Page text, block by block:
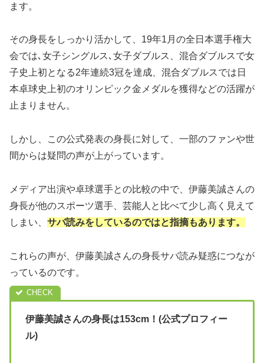
ます。
その身長をしっかり活かして、19年1月の全日本選手権大
会では､女子シングルス､女子ダブルス、混合ダブルスで女
子史上初となる2年連続3冠を達成、混合ダブルスでは日
本卓球史上初のオリンピック金メダルを獲得などの活躍が
止まりません。
しかし、この公式発表の身長に対して、一部のファンや世
間からは疑問の声が上がっています。
メディア出演や卓球選手との比較の中で、伊藤美誠さんの
身長が他のスポーツ選手、芸能人と比べて少し高く見えて
しまい、 サバ読みをしているのではと指摘もあります。
これらの声が、伊藤美誠さんの身長サバ読み疑惑につなが
っているのです。
伊藤美誠さんの身長は153cm！(公式プロフィー
ル)